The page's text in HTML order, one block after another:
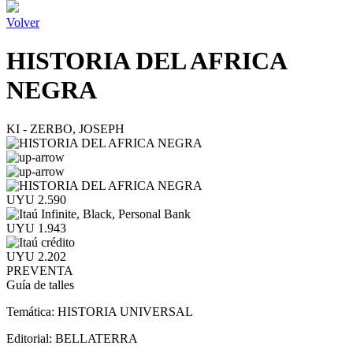
Volver
HISTORIA DEL AFRICA
NEGRA
KI - ZERBO, JOSEPH
UYU 2.590
UYU 1.943
UYU 2.202
PREVENTA
Guía de talles
Temática: HISTORIA UNIVERSAL
Editorial: BELLATERRA